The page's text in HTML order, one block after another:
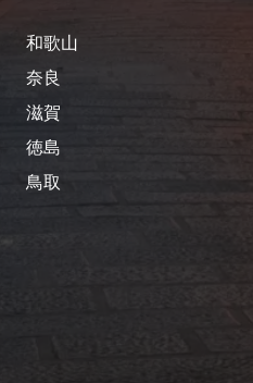
和歌山
奈良
滋賀
徳島
鳥取